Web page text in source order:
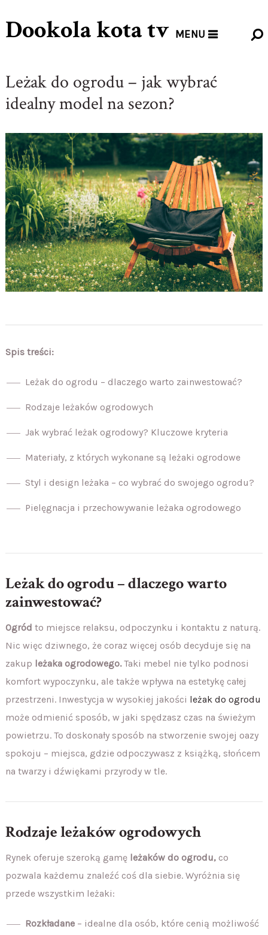
Dookola kota tv MENU
Leżak do ogrodu – jak wybrać
idealny model na sezon?
Spis treści:
Leżak do ogrodu – dlaczego warto zainwestować?
Rodzaje leżaków ogrodowych
Jak wybrać leżak ogrodowy? Kluczowe kryteria
Materiały, z których wykonane są leżaki ogrodowe
Styl i design leżaka – co wybrać do swojego ogrodu?
Pielęgnacja i przechowywanie leżaka ogrodowego
Leżak do ogrodu – dlaczego warto
zainwestować?
Ogród to miejsce relaksu, odpoczynku i kontaktu z naturą.
Nic więc dziwnego, że coraz więcej osób decyduje się na
zakup leżaka ogrodowego.Taki mebel nie tylko podnosi
komfort wypoczynku, ale także wpływa na estetykę całej
przestrzeni. Inwestycja w wysokiej jakości leżak do ogrodu
może odmienić sposób, w jaki spędzasz czas na świeżym
powietrzu. To doskonały sposób na stworzenie swojej oazy
spokoju – miejsca, gdzie odpoczywasz z książką, słońcem
na twarzy i dźwiękami przyrody w tle.
Rodzaje leżaków ogrodowych
Rynek oferuje szeroką gamę leżaków do ogrodu,co
pozwala każdemu znaleźć coś dla siebie. Wyróżnia się
przede wszystkim leżaki:
Rozkładane– idealne dla osób, które cenią możliwość